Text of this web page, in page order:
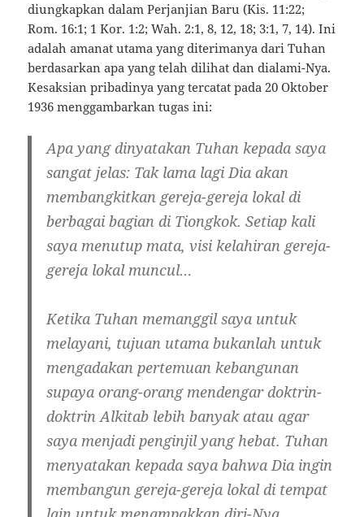
diungkapkan dalam Perjanjian Baru (Kis. 11:22;
Rom. 16:1; 1 Kor. 1:2; Wah. 2:1, 8, 12, 18; 3:1, 7, 14). Ini
adalah amanat utama yang diterimanya dari Tuhan
berdasarkan apa yang telah dilihat dan dialami-Nya.
Kesaksian pribadinya yang tercatat pada 20 Oktober
1936 menggambarkan tugas ini:
Apa yang dinyatakan Tuhan kepada saya
sangat jelas: Tak lama lagi Dia akan
membangkitkan gereja-gereja lokal di
berbagai bagian di Tiongkok. Setiap kali
saya menutup mata, visi kelahiran gereja-
gereja lokal muncul…
Ketika Tuhan memanggil saya untuk
melayani, tujuan utama bukanlah untuk
mengadakan pertemuan kebangunan
supaya orang-orang mendengar doktrin-
doktrin Alkitab lebih banyak atau agar
saya menjadi penginjil yang hebat. Tuhan
menyatakan kepada saya bahwa Dia ingin
membangun gereja-gereja lokal di tempat